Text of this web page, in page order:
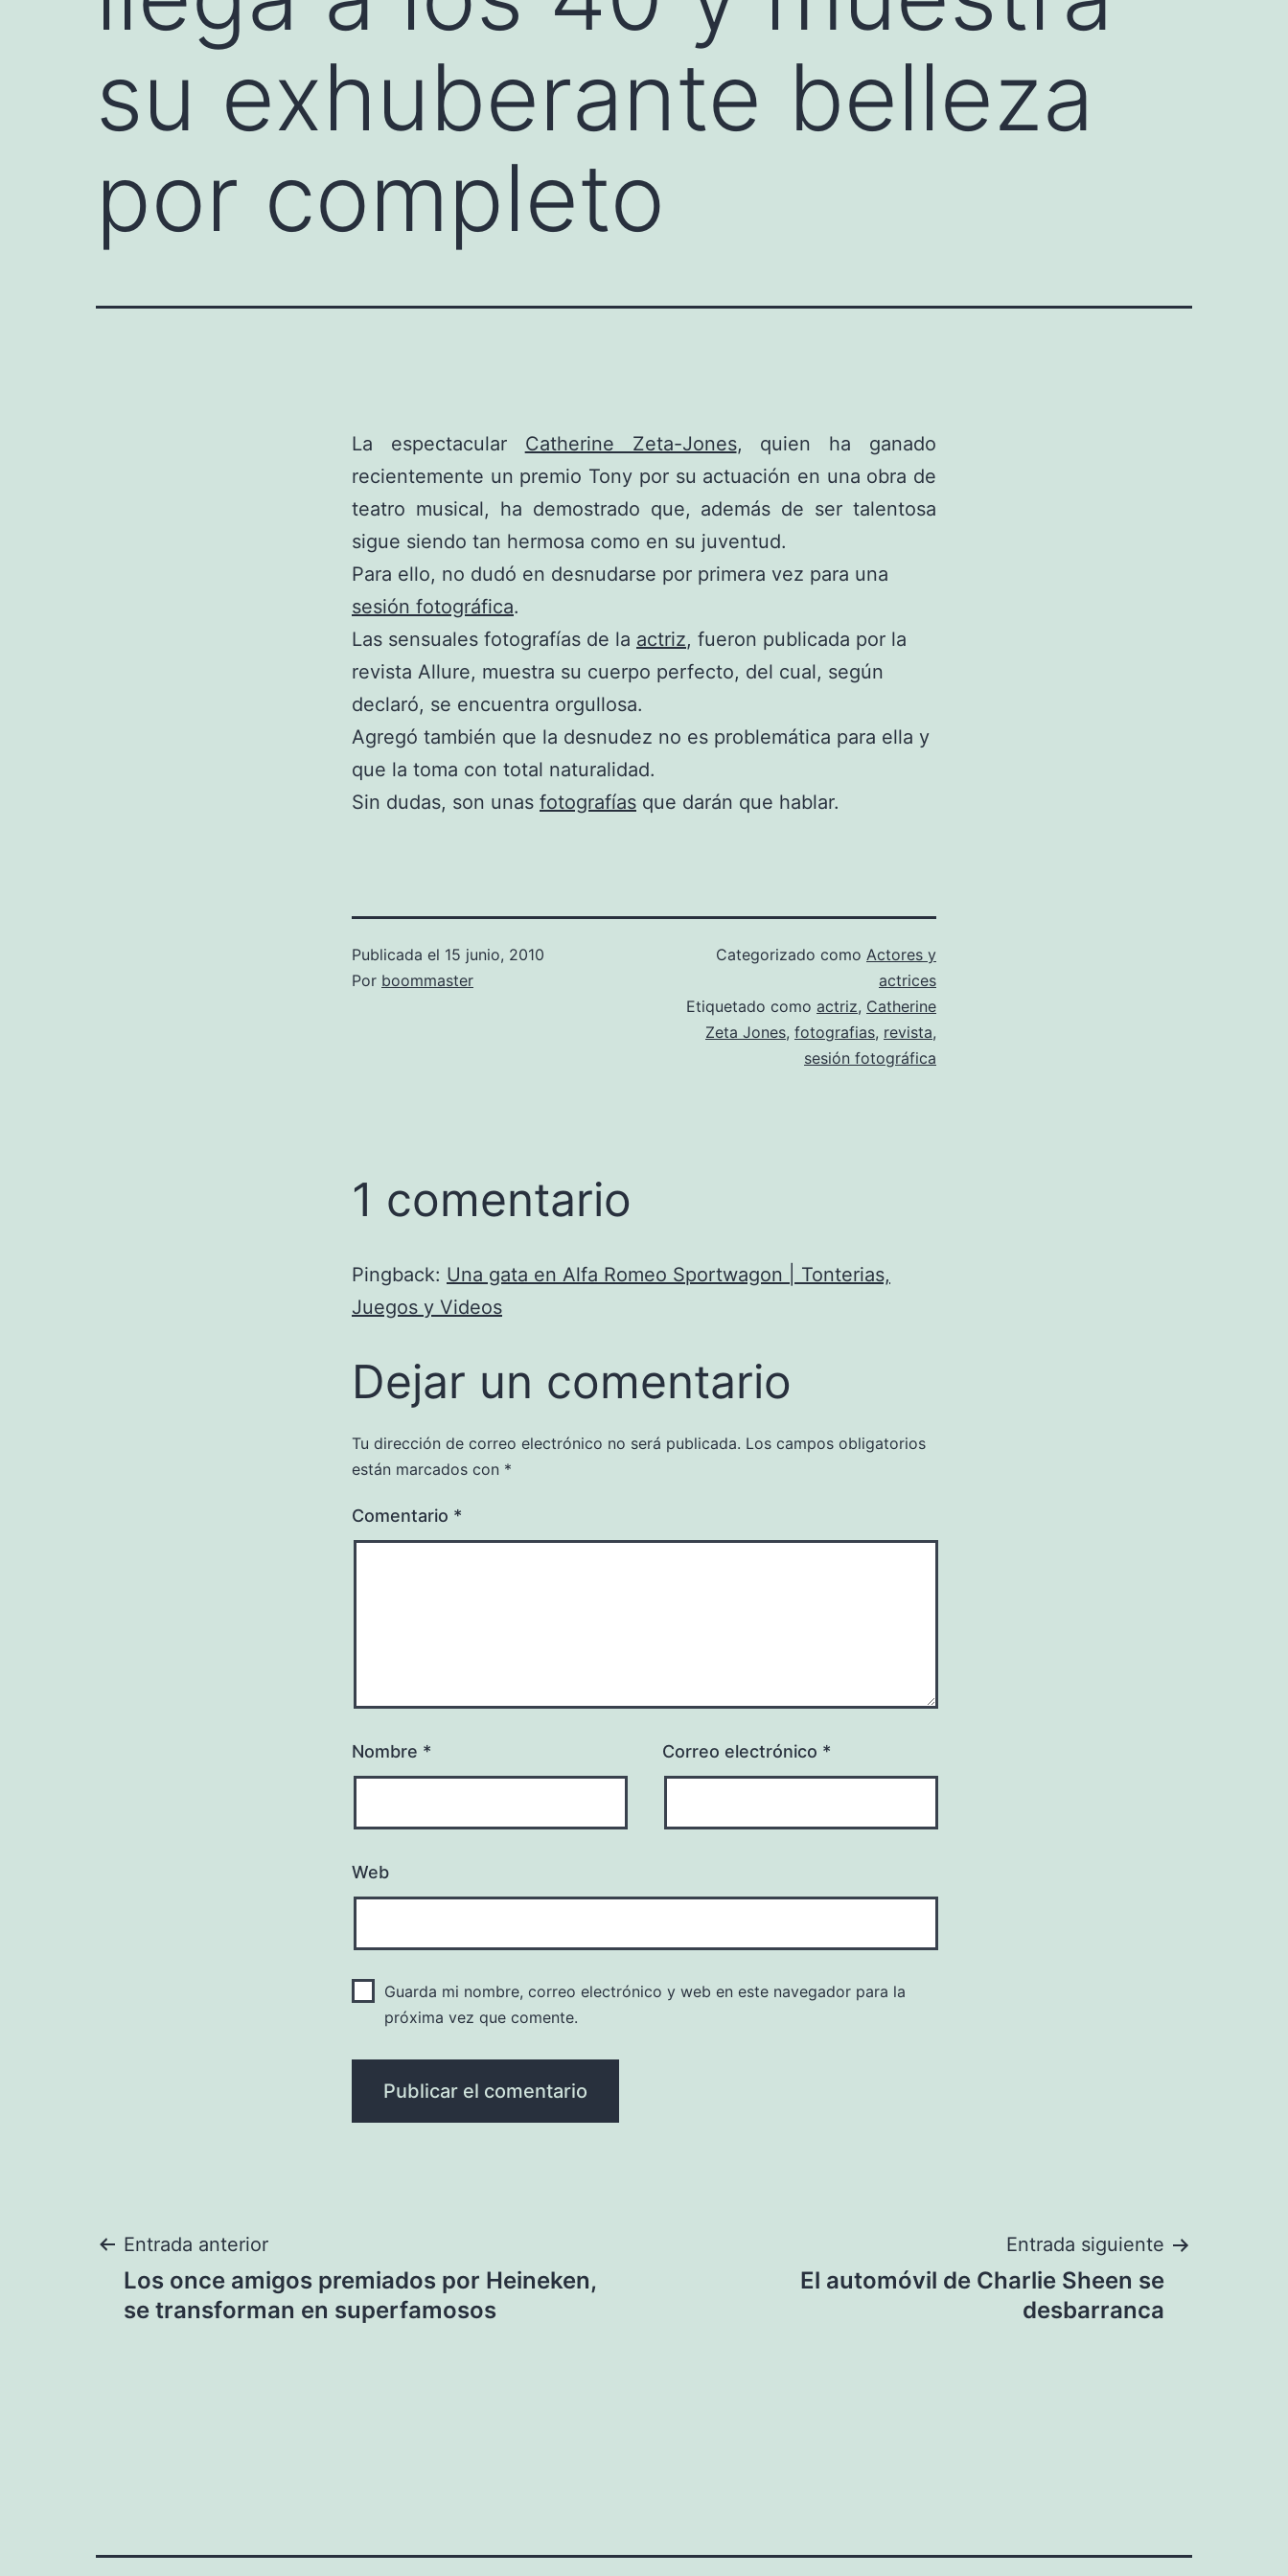
su exhuberante belleza
por completo
La espectacular Catherine Zeta-Jones, quien ha ganado
recientemente un premio Tony por su actuación en una obra de
teatro musical, ha demostrado que, además de ser talentosa
sigue siendo tan hermosa como en su juventud.
Para ello, no dudó en desnudarse por primera vez para una
sesión fotográfica.
Las sensuales fotografías de la actriz, fueron publicada por la
revista Allure, muestra su cuerpo perfecto, del cual, según
declaró, se encuentra orgullosa.
Agregó también que la desnudez no es problemática para ella y
que la toma con total naturalidad.
Sin dudas, son unas fotografías que darán que hablar.
Publicada el 15 junio, 2010
Por boommaster
Categorizado como Actores y
actrices
Etiquetado como actriz, Catherine
Zeta Jones, fotografias, revista,
sesión fotográfica
1 comentario
Pingback: Una gata en Alfa Romeo Sportwagon | Tonterias,
Juegos y Videos
Dejar un comentario
Tu dirección de correo electrónico no será publicada. Los campos obligatorios
están marcados con *
Comentario *
Nombre * Correo electrónico *
Web
Guarda mi nombre, correo electrónico y web en este navegador para la
próxima vez que comente.
Navegación
de
Entrada anterior
Los once amigos premiados por Heineken,
se transforman en superfamosos
Entrada siguiente
El automóvil de Charlie Sheen se
desbarranca